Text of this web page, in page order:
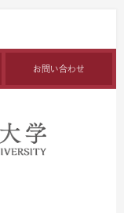
お問い合わせ